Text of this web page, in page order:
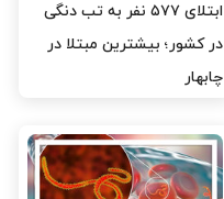
ابتلای ۵۷۷ نفر به تب دنگی
در کشور؛ بیشترین مبتلا در
چابهار